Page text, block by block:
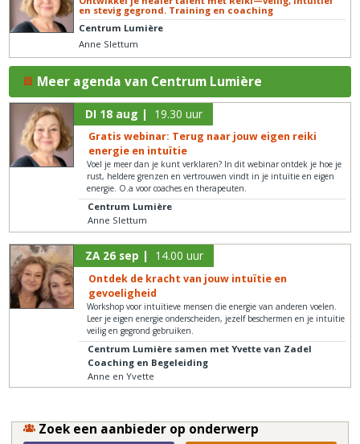
en stevig gegrond. Training en coaching
Centrum Lumière
Anne Slettum
Meer agenda van Centrum Lumière
DI 18 aug | 19.30 uur
Gratis webinar: Terug naar jouw eigen reiki
energie en intuïtie
Voel je meer dan je kunt verklaren? In dit webinar ontdek je hoe je
rust, heldere grenzen en vertrouwen vindt in je intuïtie en eigen
energie. O.a voor coaches en therapeuten.
Centrum Lumière
Anne Slettum
ZA 26 sep | 14.00 uur
Ontdek de kracht van jouw intuïtie en
gevoeligheid
Workshop voor intuïtieve mensen die energie van anderen voelen.
Leer je eigen energie onderscheiden, jezelf beschermen en je intuïtie
veilig en gegrond gebruiken.
Centrum Lumière samen met Yvette van Zadel
Coaching en Begeleiding
Anne en Yvette
Zoek een aanbieder op onderwerp